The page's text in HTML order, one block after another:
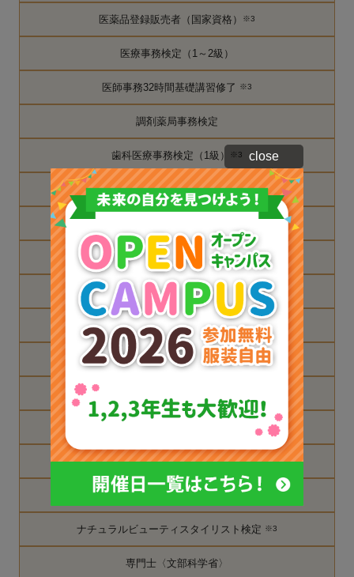
医薬品登録販売者（国家資格） ※3
医療事務検定（1～2級）
医師事務32時間基礎講習修了 ※3
調剤薬局事務検定
歯科医療事務検定（1級） ※3
介護報酬請求事務技能検定※3
医事コンピュータ技能検定（2～3級）
電子カルテ実技検定※3
くすり検定（薬学検定 2～4級） ※3
医療秘書技能検定（準1～3級） ※3
秘書技能検定（準2～3級）
サービス接遇実務検定（準1～3級）
POP広告クリエイター技能審査試験※3
日本化粧品検定（1～3級）
ナチュラルビューティスタイリスト検定 ※3
専門士〈文部科学省〉
close